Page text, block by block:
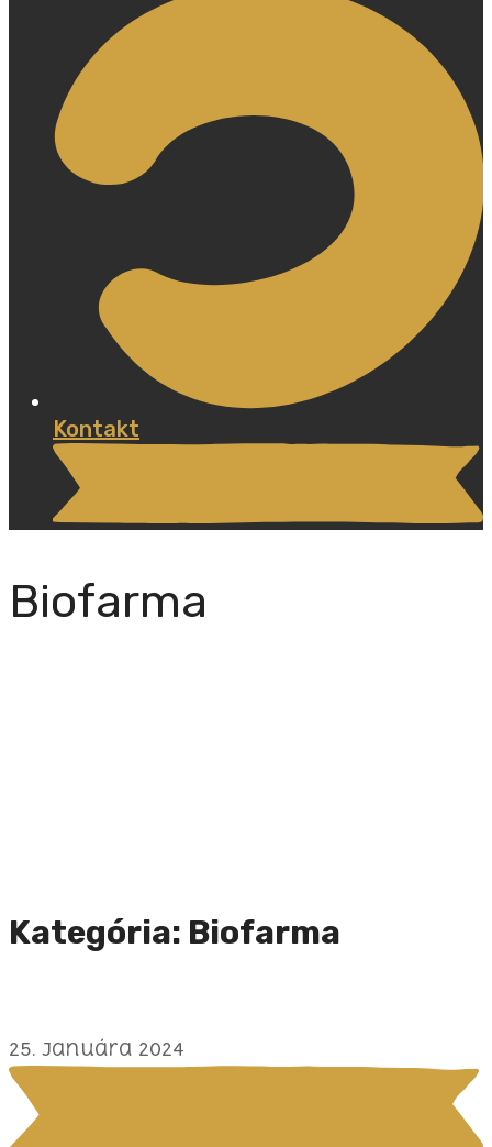
Kontakt
Biofarma
Kategória: Biofarma
25. januára 2024